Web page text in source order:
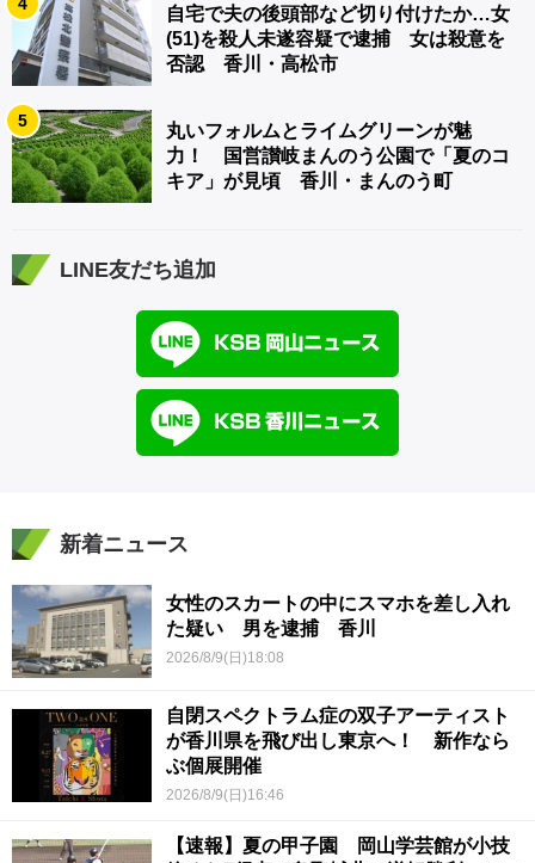
自宅で夫の後頭部など切り付けたか…女
(51)を殺人未遂容疑で逮捕 女は殺意を
否認 香川・高松市
5
丸いフォルムとライムグリーンが魅
力！ 国営讃岐まんのう公園で「夏のコ
キア」が見頃 香川・まんのう町
LINE友だち追加
新着ニュース
女性のスカートの中にスマホを差し入れ
た疑い 男を逮捕 香川
2026/8/9(日)18:08
自閉スペクトラム症の双子アーティスト
が香川県を飛び出し東京へ！ 新作なら
ぶ個展開催
2026/8/9(日)16:46
【速報】夏の甲子園 岡山学芸館が小技